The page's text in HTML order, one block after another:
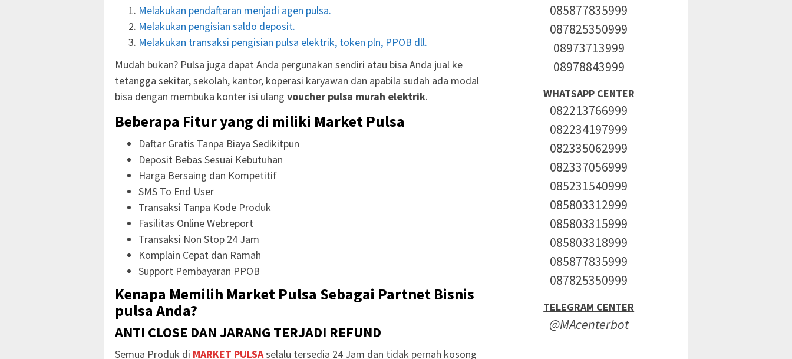
Melakukan pendaftaran menjadi agen pulsa.
Melakukan pengisian saldo deposit.
Melakukan transaksi pengisian pulsa elektrik, token pln, PPOB dll.
Mudah bukan? Pulsa juga dapat Anda pergunakan sendiri atau bisa Anda jual ke
tetangga sekitar, sekolah, kantor, koperasi karyawan dan apabila sudah ada modal
bisa dengan membuka konter isi ulang voucher pulsa murah elektrik.
Beberapa Fitur yang di miliki Market Pulsa
Daftar Gratis Tanpa Biaya Sedikitpun
Deposit Bebas Sesuai Kebutuhan
Harga Bersaing dan Kompetitif
SMS To End User
Transaksi Tanpa Kode Produk
Fasilitas Online Webreport
Transaksi Non Stop 24 Jam
Komplain Cepat dan Ramah
Support Pembayaran PPOB
Kenapa Memilih Market Pulsa Sebagai Partnet Bisnis
pulsa Anda?
ANTI CLOSE DAN JARANG TERJADI REFUND
Semua Produk di MARKET PULSAselalu tersedia 24 Jam dan tidak pernah kosong
085877835999
087825350999
08973713999
08978843999
WHATSAPP CENTER
082213766999
082234197999
082335062999
082337056999
085231540999
085803312999
085803315999
085803318999
085877835999
087825350999
TELEGRAM CENTER
@MAcenterbot